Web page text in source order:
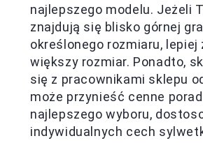
najlepszego modelu. Jeżeli
znajdują się blisko górnej
określonego rozmiaru,
większy rozmiar. Ponadto,
się z pracownikami sklepu
może przynieść cenne
najlepszego wyboru,
indywidualnych cech